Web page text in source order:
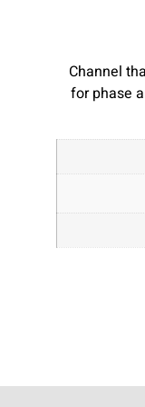
Channel
for phase